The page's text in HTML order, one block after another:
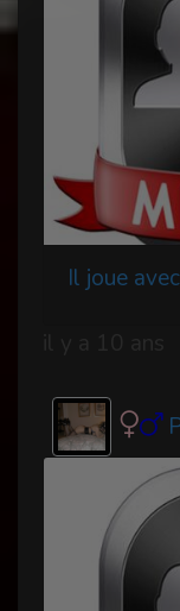
Il joue